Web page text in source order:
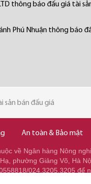
thông báo đấu giá tài
Phú Nhuận thông báo
sản bán đấu giá
An toàn & Bảo mật
về Ngân hàng Nông
phường Giảng Võ, Hà
024.3205.3205 để